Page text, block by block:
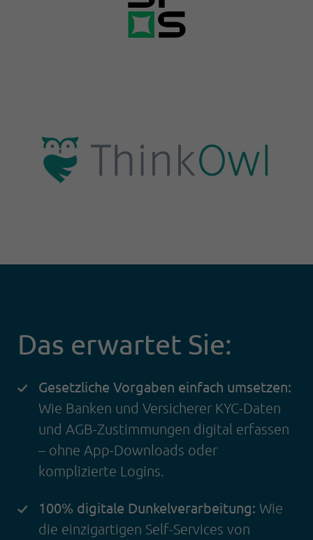
Das erwartet Sie:
Gesetzliche Vorgaben einfach umsetzen:
Wie Banken und Versicherer KYC-Daten
und AGB-Zustimmungen digital erfassen
– ohne App-Downloads oder
komplizierte Logins.
100% digitale Dunkelverarbeitung: Wie
die einzigartigen Self-Services von